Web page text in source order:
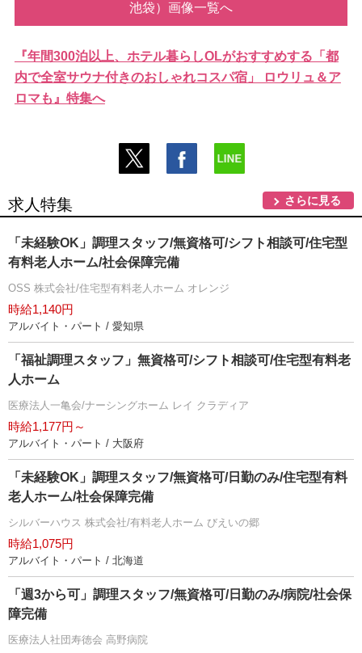
池袋）画像一覧へ
『年間300泊以上、ホテル暮らしOLがおすすめする「都
内で全室サウナ付きのおしゃれコスパ宿」 ロウリュ＆ア
ロマも』特集へ
求人特集 さらに見る
「未経験OK」調理スタッフ/無資格可/シフト相談可/住宅型
有料老人ホーム/社会保障完備
OSS 株式会社/住宅型有料老人ホーム オレンジ
時給1,140円
アルバイト・パート / 愛知県
「福祉調理スタッフ」無資格可/シフト相談可/住宅型有料老
人ホーム
医療法人一亀会/ナーシングホーム レイ クラディア
時給1,177円～
アルバイト・パート / 大阪府
「未経験OK」調理スタッフ/無資格可/日勤のみ/住宅型有料
老人ホーム/社会保障完備
シルバーハウス 株式会社/有料老人ホーム びえいの郷
時給1,075円
アルバイト・パート / 北海道
「週3から可」調理スタッフ/無資格可/日勤のみ/病院/社会保
障完備
医療法人社団寿徳会 高野病院